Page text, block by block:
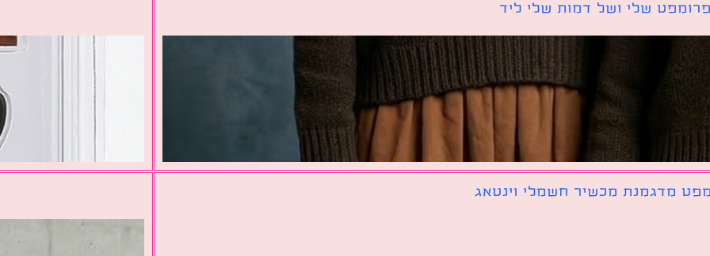
שלי ושל דמות שלי ליד
מדגמנת מכשיר חשמלי וינטאג